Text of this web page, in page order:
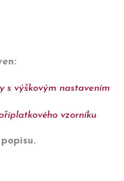
s výškovým nastavením
vzorníku